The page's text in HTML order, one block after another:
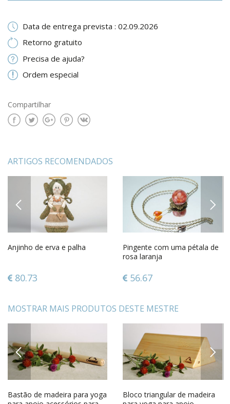
Data de entrega prevista : 02.09.2026
Retorno gratuito
Precisa de ajuda?
Ordem especial
Compartilhar
ARTIGOS RECOMENDADOS
PREVIOUS
Anjinho de erva e palha
80.73
Pingente com uma pétala de
rosa laranja
56.67
NEXT
MOSTRAR MAIS PRODUTOS DESTE MESTRE
PREVIOUS
Bastão de madeira para yoga
Bloco triangular de madeira
NEXT